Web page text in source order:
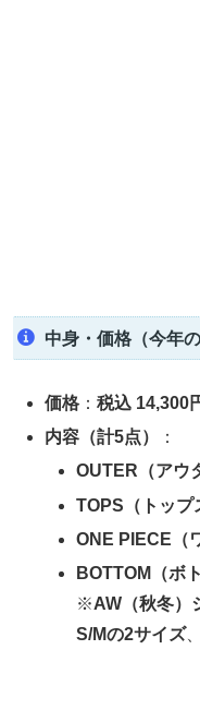
中身・価格（今年の
価格 ：税込 14,300
内容（計5点）
：
OUTER（アウ
TOPS（トップ
ONE PIECE（
BOTTOM（ボ
※AW（秋冬）
S/Mの2サイズ